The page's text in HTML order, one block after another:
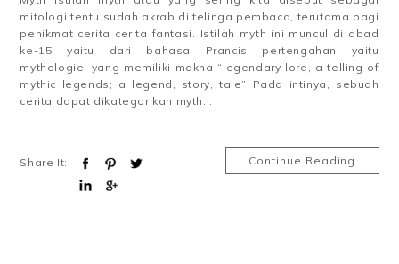
mitologi tentu sudah akrab di telinga pembaca, terutama bagi
penikmat cerita cerita fantasi. Istilah myth ini muncul di abad
ke-15 yaitu dari bahasa Prancis pertengahan yaitu
mythologie, yang memiliki makna “legendary lore, a telling of
mythic legends; a legend, story, tale” Pada intinya, sebuah
cerita dapat dikategorikan myth...
Share It: Continue Reading